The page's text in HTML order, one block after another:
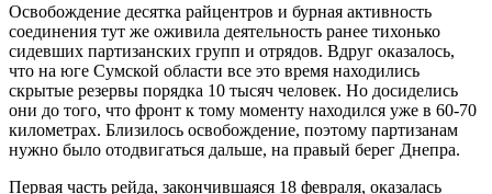
Освобождение десятка райцентров и бурная активность
соединения тут же оживила деятельность ранее тихонько
сидевших партизанских групп и отрядов. Вдруг оказалось,
что на юге Сумской области все это время находились
скрытые резервы порядка 10 тысяч человек. Но досиделись
они до того, что фронт к тому моменту находился уже в 60-70
километрах. Близилось освобождение, поэтому партизанам
нужно было отодвигаться дальше, на правый берег Днепра.
Первая часть рейда, закончившаяся 18 февраля, оказалась